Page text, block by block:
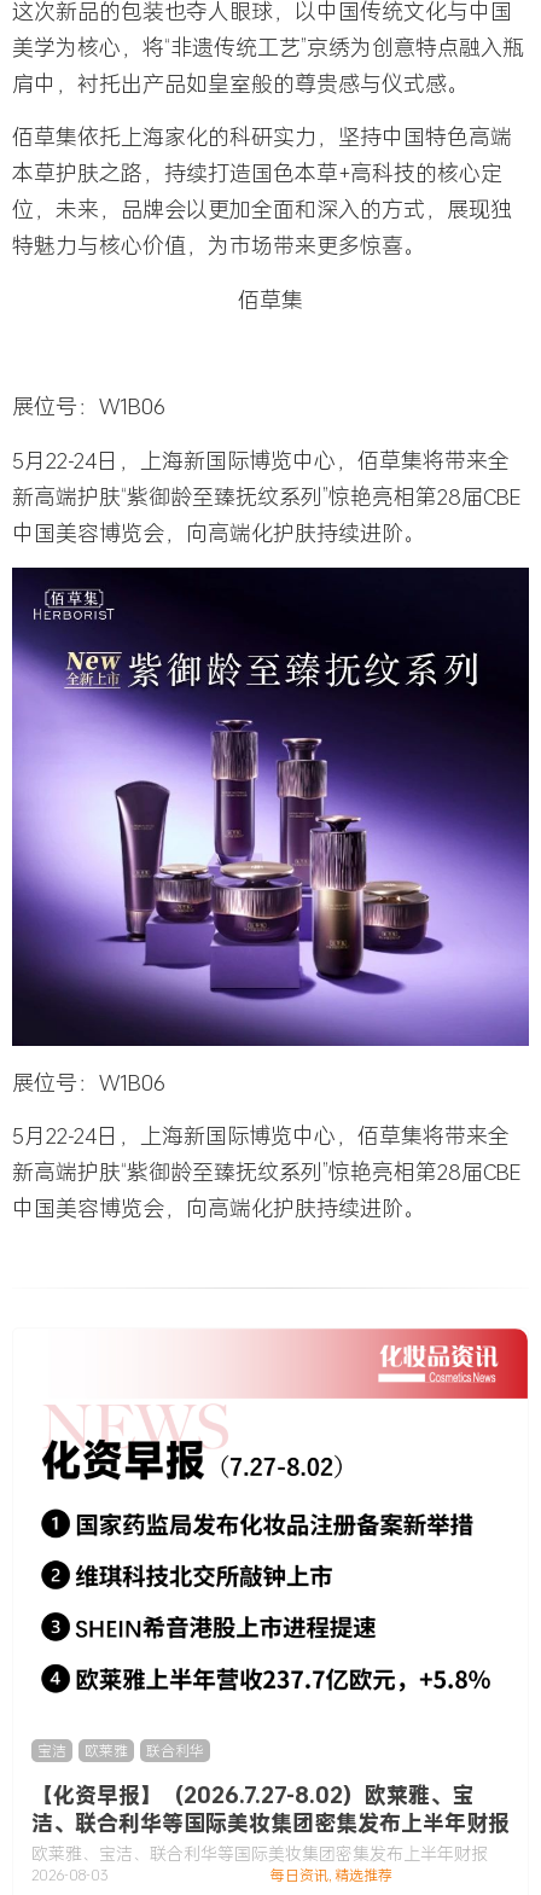
这次新品的包装也夺人眼球，以中国传统文化与中国
美学为核心，将“非遗传统工艺”京绣为创意特点融入瓶
肩中，衬托出产品如皇室般的尊贵感与仪式感。
佰草集依托上海家化的科研实力， 坚持中国特色高端
本草护肤之路，持续打造国色本草+高科技的核心定
位，未来，品牌会以更加全面和深入的方式，展现独
特魅力与核心价值，为市场带来更多惊喜。
佰草集
展位号：W1B06
5月22-24日，上海新国际博览中心，佰草集将带来全
新高端护肤“紫御龄至臻抚纹系列”惊艳亮相第28届CBE
中国美容博览会，向高端化护肤持续进阶。
展位号：W1B06
5月22-24日，上海新国际博览中心，佰草集将带来全
新高端护肤“紫御龄至臻抚纹系列”惊艳亮相第28届CBE
中国美容博览会，向高端化护肤持续进阶。
宝洁 欧莱雅 联合利华
【化资早报】（2026.7.27-8.02）欧莱雅、宝
洁、联合利华等国际美妆集团密集发布上半年财报
欧莱雅、宝洁、联合利华等国际美妆集团密集发布上半年财报
2026-08-03 每日资讯,精选推荐